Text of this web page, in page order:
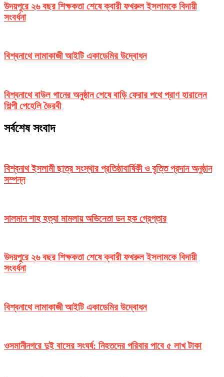
উদয়পুরে ২৬ বছর শিক্ষকতা শেষে ক্বারী ফখরুল ইসলামকে বিদায়ী
সংবর্ধনা
বিশ্বনাথে লামাকাজী আইটি একাডেমির উদ্বোধন
বিশ্বনাথে বাউল গানের অনুষ্ঠান শেষে বাড়ি ফেরার পথে প্রাণ হারালেন
শিল্পী পেহেলি ভৈরবী
সর্বশেষ সংবাদ
বিশ্বনাথ ইসলামী ছাত্র সংস্থার প্রতিষ্ঠাবার্ষিকী ও বৃত্তি প্রদান অনুষ্ঠান
সম্পন্ন
সালমান শাহ হত্যা মামলায় অভিনেতা ডন হক গ্রেপ্তার
উদয়পুরে ২৬ বছর শিক্ষকতা শেষে ক্বারী ফখরুল ইসলামকে বিদায়ী
সংবর্ধনা
বিশ্বনাথে লামাকাজী আইটি একাডেমির উদ্বোধন
ওসমানীনগরে দুই বাসের সংঘর্ষ: নিহতদের পরিবার পাবে ৫ লাখ টাকা